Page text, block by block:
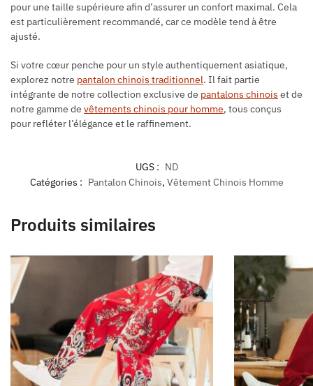
pour une taille supérieure afin d’assurer un confort maximal. Cela
est particulièrement recommandé, car ce modèle tend à être
ajusté.
Si votre cœur penche pour un style authentiquement asiatique,
explorez notre pantalon chinois traditionnel. Il fait partie
intégrante de notre collection exclusive de pantalons chinois et de
notre gamme de vêtements chinois pour homme, tous conçus
pour refléter l’élégance et le raffinement.
UGS : ND
Catégories : Pantalon Chinois, Vêtement Chinois Homme
Produits similaires